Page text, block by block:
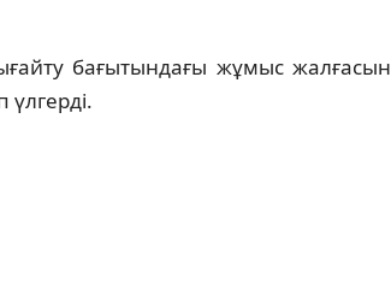
бағытындағы жұмыс жалғасын